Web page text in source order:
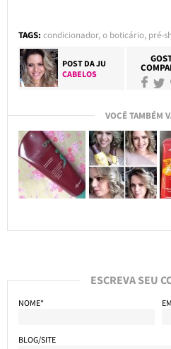
TAGS: condicionador,o boticário, pré-
POST DAJU
CABELOS
VOCÊ TAMBÉM
ESCREVA SEU
NOME*
BLOG/SITE